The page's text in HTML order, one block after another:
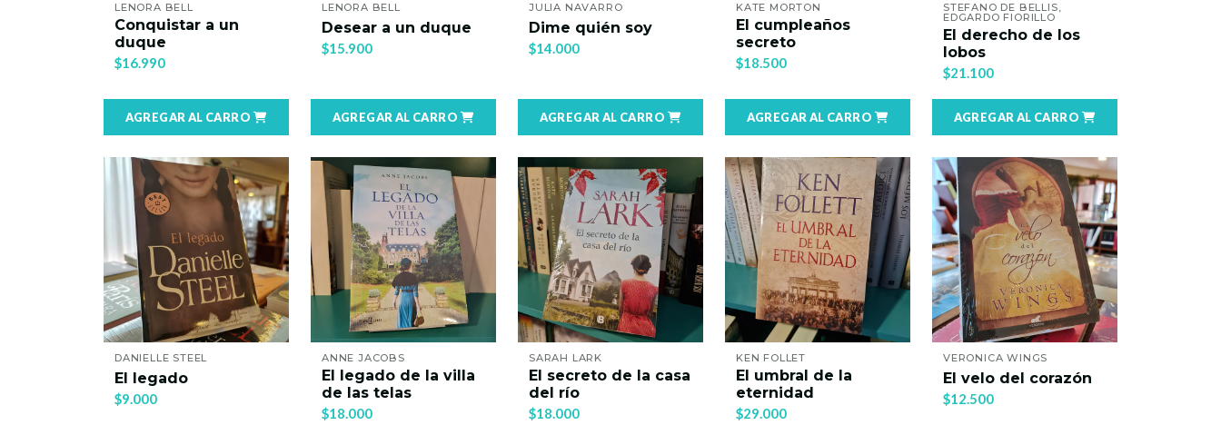
LENORA BELL
Conquistar a un
duque
$16.990
AGREGAR AL CARRO
LENORA BELL
Desear a un duque
$15.900
AGREGAR AL CARRO
JULIA NAVARRO
Dime quién soy
$14.000
AGREGAR AL CARRO
KATE MORTON
El cumpleaños
secreto
$18.500
AGREGAR AL CARRO
STEFANO DE BELLIS,
EDGARDO FIORILLO
El derecho de los
lobos
$21.100
AGREGAR AL CARRO
DANIELLE STEEL
El legado
$9.000
ANNE JACOBS
El legado de la villa
de las telas
$18.000
SARAH LARK
El secreto de la casa
del río
$18.000
KEN FOLLET
El umbral de la
eternidad
$29.000
VERONICA WINGS
El velo del corazón
$12.500